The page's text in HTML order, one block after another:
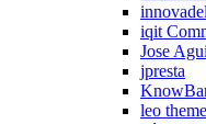
iqit
Jose
jpresta
leo theme